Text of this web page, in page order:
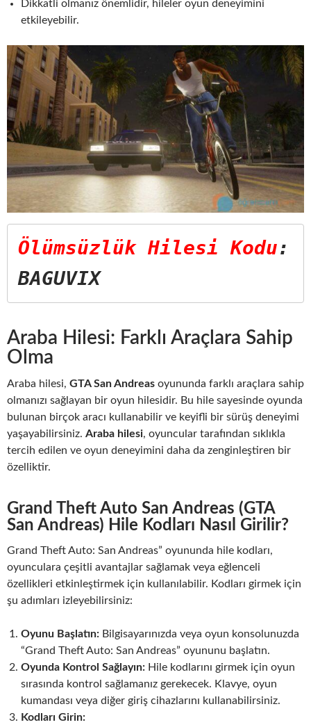
Dikkatli olmanız önemlidir, hileler oyun deneyimini
etkileyebilir.
Ölümsüzlük Hilesi Kodu:
BAGUVIX
Araba Hilesi: Farklı Araçlara Sahip
Olma
Araba hilesi, GTA San Andreas oyununda farklı araçlara sahip
olmanızı sağlayan bir oyun hilesidir. Bu hile sayesinde oyunda
bulunan birçok aracı kullanabilir ve keyifli bir sürüş deneyimi
yaşayabilirsiniz. Araba hilesi, oyuncular tarafından sıklıkla
tercih edilen ve oyun deneyimini daha da zenginleştiren bir
özelliktir.
Grand Theft Auto San Andreas (GTA
San Andreas) Hile Kodları Nasıl Girilir?
Grand Theft Auto: San Andreas” oyununda hile kodları,
oyunculara çeşitli avantajlar sağlamak veya eğlenceli
özellikleri etkinleştirmek için kullanılabilir. Kodları girmek için
şu adımları izleyebilirsiniz:
Oyunu Başlatın: Bilgisayarınızda veya oyun konsolunuzda
“Grand Theft Auto: San Andreas” oyununu başlatın.
Oyunda Kontrol Sağlayın: Hile kodlarını girmek için oyun
sırasında kontrol sağlamanız gerekecek. Klavye, oyun
kumandası veya diğer giriş cihazlarını kullanabilirsiniz.
Kodları Girin: